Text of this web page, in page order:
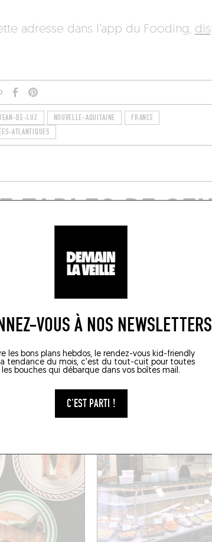
VOUS À NOS NEWSLETTERS
les bons plans hebdos, le rendez-vous kid-friendly
tendance du mois, c'est du tout-cuit pour toutes
les bouches qui débarque dans vos boîtes mail.
C'EST PARTI !
adresse dans l’app du Fooding,
DE-LUZ NOUVELLE-AQUITAINE
FRANCE
ATLANTIQUES
TABLES DE
PROXIMITÉ
2 Rue Saint-Jacques
Saint-Jean-de-Luz (64500)